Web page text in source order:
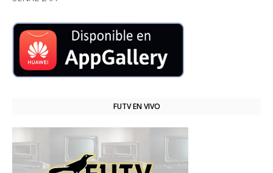
FUTV EN VIVO